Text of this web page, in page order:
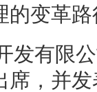
的变革
发有限
席，并